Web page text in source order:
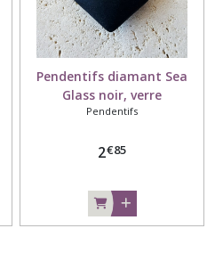
Pendentifs diamant Sea
Glass noir, verre
recyclé,37x27 mm
Pendentifs
2€85